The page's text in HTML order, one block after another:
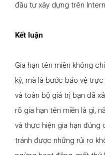
đầu tư xây dựng trên
Kết luận
Gia hạn tên miền không
kỳ, mà là bước bảo vệ
và toàn bộ giá trị bạn đã
rõ gia hạn tên miền là gì,
và thực hiện gia hạn đúng
tránh được những rủi ro